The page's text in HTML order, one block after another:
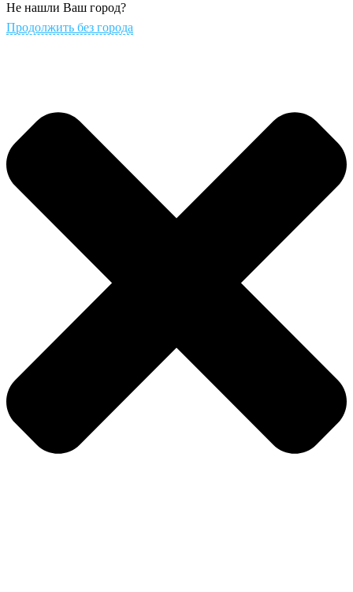
Не нашли Ваш город?
Продолжить без города